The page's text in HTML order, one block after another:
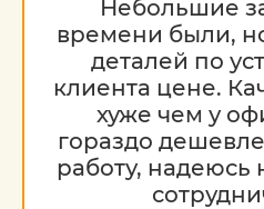
Небольшие
времени были,
деталей по
клиента цене.
хуже чем у
гораздо
работу,